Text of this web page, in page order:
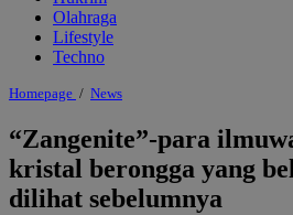
Olahraga
Lifestyle
Techno
Homepage / News"Zangenite"-
ilmuwan
menemukan
kristal
berongga
yang
“Zangenite”-para
kristal berongga yang
dilihat sebelumnya